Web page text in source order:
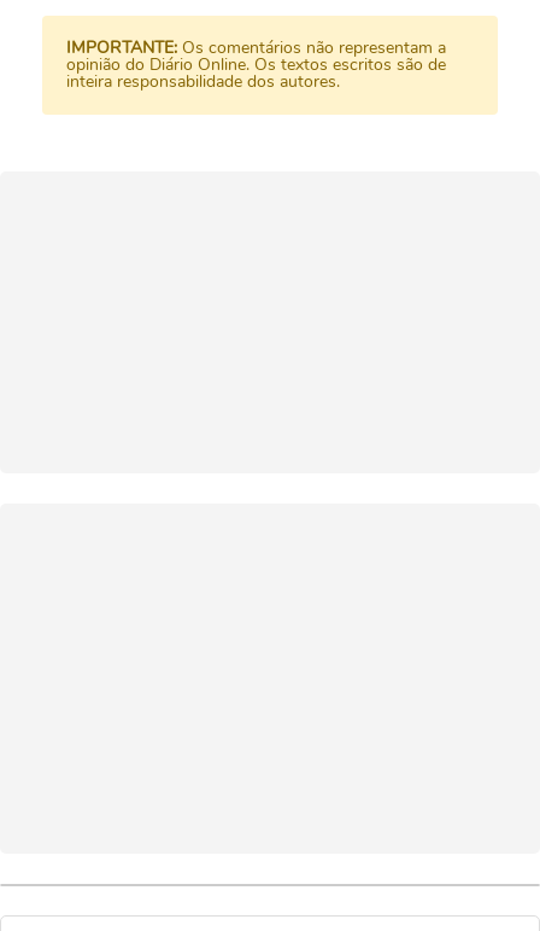
IMPORTANTE: Os comentários não representam a
opinião do Diário Online. Os textos escritos são de
inteira responsabilidade dos autores.